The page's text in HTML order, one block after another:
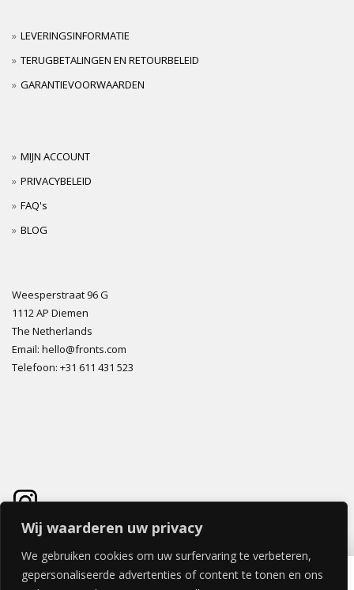
Wij waarderen uw privacy
We gebruiken cookies om uw surfervaring te verbeteren,
gepersonaliseerde advertenties of content te tonen en ons
LEVERINGSINFORMATIE
TERUGBETALINGEN EN RETOURBELEID
GARANTIEVOORWAARDEN
MIJN ACCOUNT
PRIVACYBELEID
FAQ's
BLOG
Weesperstraat 96 G
1112 AP Diemen
The Netherlands
Email: hello@fronts.com
Telefoon: +31 611 431 523
IRON GLINT DEUR 40x60cm